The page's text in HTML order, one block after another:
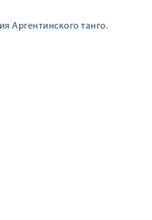
Аргентинского танго.